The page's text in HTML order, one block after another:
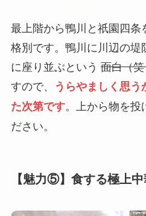
最上階から鴨川と祇園四
格別です。鴨川に川辺の
に座り並ぶという 面白（
すので、
うらやましく思
た次第です。上から物を投
ださい。
【魅力⑤】食する極上